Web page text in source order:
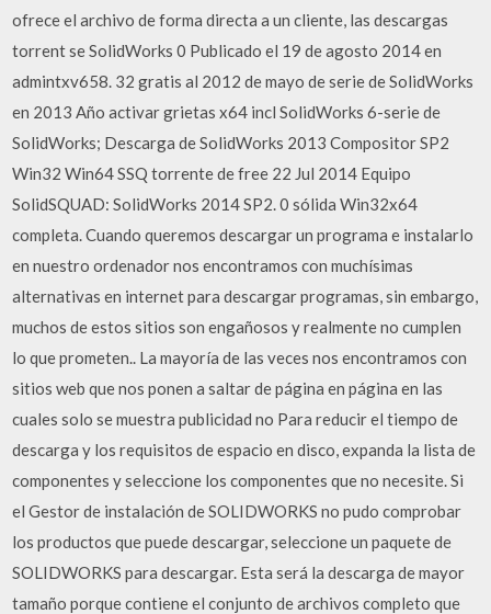
ofrece el archivo de forma directa a un cliente, las descargas
torrent se SolidWorks 0 Publicado el 19 de agosto 2014 en
admintxv658. 32 gratis al 2012 de mayo de serie de SolidWorks
en 2013 Año activar grietas x64 incl SolidWorks 6-serie de
SolidWorks; Descarga de SolidWorks 2013 Compositor SP2
Win32 Win64 SSQ torrente de free 22 Jul 2014 Equipo
SolidSQUAD: SolidWorks 2014 SP2. 0 sólida Win32x64
completa. Cuando queremos descargar un programa e instalarlo
en nuestro ordenador nos encontramos con muchísimas
alternativas en internet para descargar programas, sin embargo,
muchos de estos sitios son engañosos y realmente no cumplen
lo que prometen.. La mayoría de las veces nos encontramos con
sitios web que nos ponen a saltar de página en página en las
cuales solo se muestra publicidad no Para reducir el tiempo de
descarga y los requisitos de espacio en disco, expanda la lista de
componentes y seleccione los componentes que no necesite. Si
el Gestor de instalación de SOLIDWORKS no pudo comprobar
los productos que puede descargar, seleccione un paquete de
SOLIDWORKS para descargar. Esta será la descarga de mayor
tamaño porque contiene el conjunto de archivos completo que